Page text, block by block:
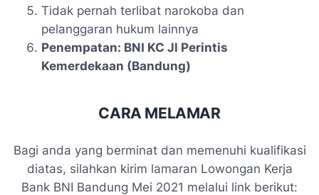
Tidak pernah terlibat narokoba dan
pelanggaran hukum lainnya
Penempatan: BNI KC Jl Perintis
Kemerdekaan (Bandung)
CARA MELAMAR
Bagi anda yang berminat dan memenuhi kualifikasi
diatas, silahkan kirim lamaran Lowongan Kerja
Bank BNI Bandung Mei 2021 melalui link berikut: